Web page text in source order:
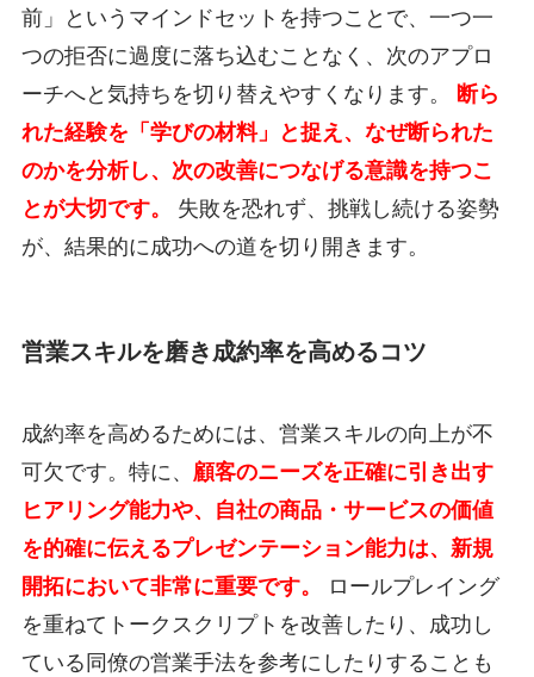
前」というマインドセットを持つことで、一つ一
つの拒否に過度に落ち込むことなく、次のアプロ
ーチへと気持ちを切り替えやすくなります。
断ら
れた経験を「学びの材料」と捉え、なぜ断られた
のかを分析し、次の改善につなげる意識を持つこ
とが大切です。
失敗を恐れず、挑戦し続ける姿勢
が、結果的に成功への道を切り開きます。
営業スキルを磨き成約率を高めるコツ
成約率を高めるためには、営業スキルの向上が不
可欠です。特に、 顧客のニーズを正確に引き出す
ヒアリング能力や、自社の商品・サービスの価値
を的確に伝えるプレゼンテーション能力は、新規
開拓において非常に重要です。
ロールプレイング
を重ねてトークスクリプトを改善したり、成功し
ている同僚の営業手法を参考にしたりすることも